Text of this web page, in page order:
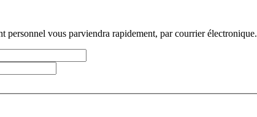
vous parviendra rapidement, par courrier électronique.